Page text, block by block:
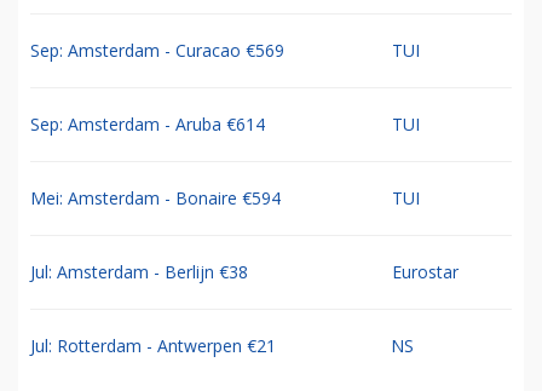
Sep: Amsterdam - Curacao €569 TUI
Sep: Amsterdam - Aruba €614 TUI
Mei: Amsterdam - Bonaire €594 TUI
Jul: Amsterdam - Berlijn €38 Eurostar
Jul: Rotterdam - Antwerpen €21 NS